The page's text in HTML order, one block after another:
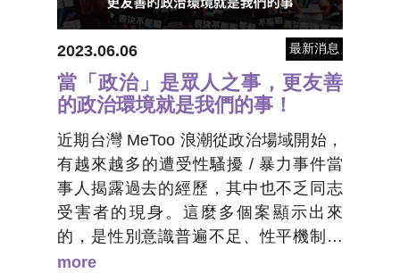
2023.06.06 最新消息
當「政治」是眾人之事，更友善
的政治環境就是我們的事！
近期台灣 MeToo 浪潮從政治場域開始，
有越來越多的遭受性騷擾 / 暴力事件當
事人揭露過去的經歷，其中也不乏同志
受害者的現身。這麼多個案顯示出來
的，是性別意識普遍不足、性平機制無
法啟動、性別及社會角色權力不對等的
more